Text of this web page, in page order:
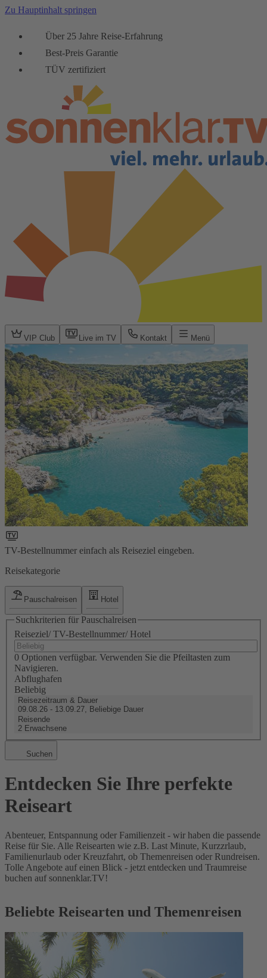
Zu Hauptinhalt springen
Über 25 Jahre Reise-Erfahrung
Best-Preis Garantie
TÜV zertifiziert
VIP Club Live im TV Kontakt Menü
TV-Bestellnummer einfach als Reiseziel eingeben.
Reisekategorie
Pauschalreisen Hotel
Suchkriterien für Pauschalreisen
Reiseziel/ TV-Bestellnummer/ Hotel
0 Optionen verfügbar. Verwenden Sie die Pfeiltasten zum
Navigieren.
Abflughafen
Beliebig
Reisezeitraum & Dauer
09.08.26 - 13.09.27, Beliebige Dauer
Reisende
2 Erwachsene
Suchen
Entdecken Sie Ihre perfekte
Reiseart
Abenteuer, Entspannung oder Familienzeit - wir haben die passende
Reise für Sie. Alle Reisearten wie z.B. Last Minute, Kurzzrlaub,
Familienurlaub oder Kreuzfahrt, ob Themenreisen oder Rundreisen.
Tolle Angebote auf einen Blick - jetzt entdecken und Traumreise
buchen auf sonnenklar.TV!
Beliebte Reisearten und Themenreisen